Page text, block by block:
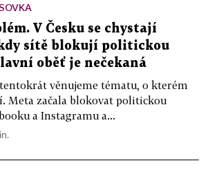
V Česku se chystají
sítě blokují politickou
oběť je nečekaná
tentokrát věnujeme tématu, o kterém
Meta začala blokovat politickou
a Instagramu a...